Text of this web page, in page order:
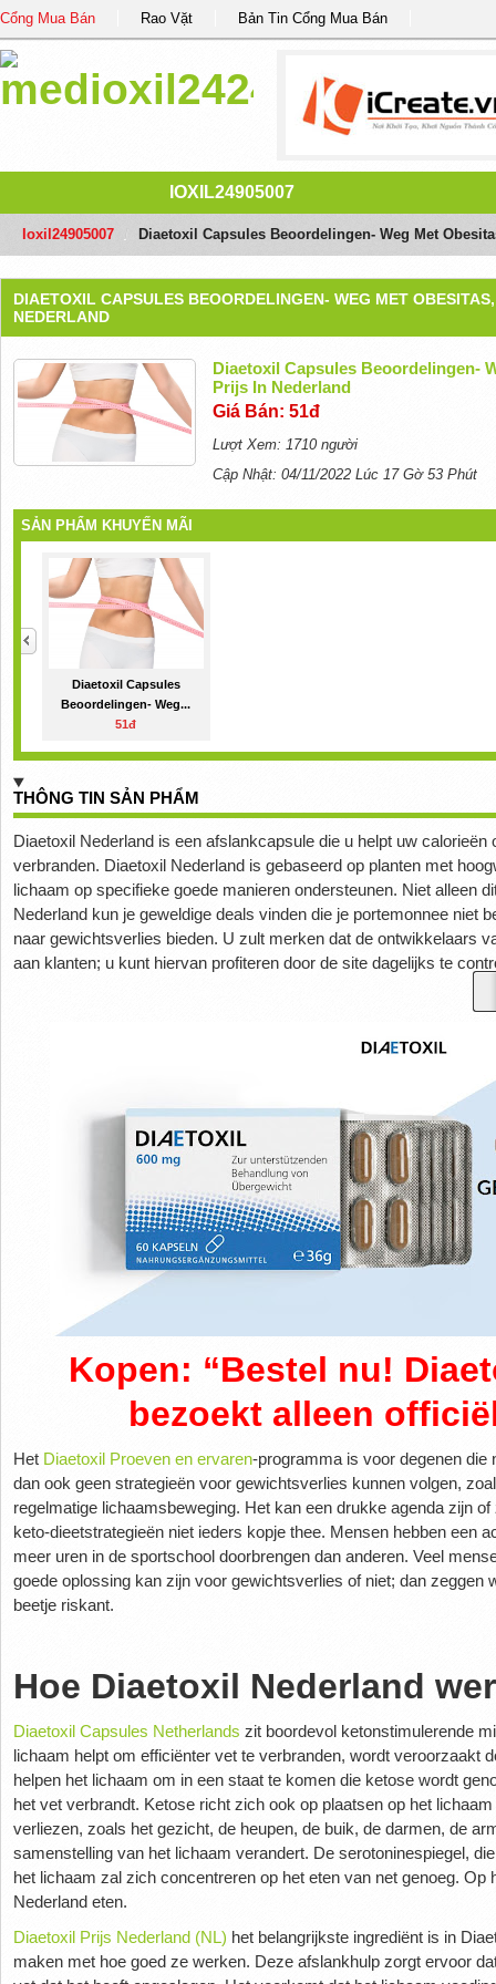
Cổng Mua Bán Rao Vặt Bản Tin Cổng Mua Bán
IOXIL24905007
Ioxil24905007 Diaetoxil Capsules Beoordelingen- Weg Met
DIAETOXIL CAPSULES BEOORDELINGEN- WEG MET
NEDERLAND
Diaetoxil Capsules Beoordelingen-
Prijs In Nederland
Giá Bán: 51đ
Lượt Xem: 1710 người
Cập Nhật: 04/11/2022 Lúc 17 Gờ 53 Phút
SẢN PHẨM KHUYẾN MÃI
Diaetoxil Capsules
Beoordelingen- Weg...
51đ
THÔNG TIN SẢN PHẨM
Diaetoxil Nederland is een afslankcapsule die u helpt uw
verbranden. Diaetoxil Nederland is gebaseerd op planten met
lichaam op specifieke goede manieren ondersteunen. Niet alleen
Nederland kun je geweldige deals vinden die je portemonnee niet
naar gewichtsverlies bieden. U zult merken dat de ontwikkelaars
aan klanten; u kunt hiervan profiteren door de site dagelijks te
Kopen: “Bestel nu!
bezoekt alleen
Het Diaetoxil Proeven en ervaren-programma is voor degenen die
dan ook geen strategieën voor gewichtsverlies kunnen volgen,
regelmatige lichaamsbeweging. Het kan een drukke agenda zijn
keto-dieetstrategieën niet ieders kopje thee. Mensen hebben een
meer uren in de sportschool doorbrengen dan anderen. Veel
goede oplossing kan zijn voor gewichtsverlies of niet; dan zeggen
beetje riskant.
Hoe Diaetoxil Nederland
Diaetoxil Capsules Netherlands zit boordevol ketonstimulerende
lichaam helpt om efficiënter vet te verbranden, wordt veroorzaakt
helpen het lichaam om in een staat te komen die ketose wordt
het vet verbrandt. Ketose richt zich ook op plaatsen op het
verliezen, zoals het gezicht, de heupen, de buik, de darmen, de
samenstelling van het lichaam verandert. De serotoninespiegel,
het lichaam zal zich concentreren op het eten van net genoeg. Op
Nederland eten.
Diaetoxil Prijs Nederland (NL) het belangrijkste ingrediënt is in
maken met hoe goed ze werken. Deze afslankhulp zorgt ervoor